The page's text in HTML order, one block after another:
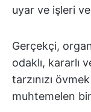
uyar ve işleri
Gerçekçi,
odaklı, kararlı
tarzınızı
muhtemelen